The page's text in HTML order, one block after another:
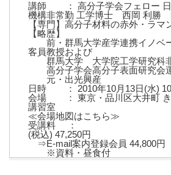
講師 ： 高分子学会フェロー 日
機構非常勤 工学博士 西岡 利勝
【専門】高分子材料の赤外・ラマ
【略歴】
前・群馬大学産学連携イノベ
客員教授および
群馬大学 大学院工学研究科非
高分子学会高分子表面研究会
元・出光興産
日時 ： 2010年10月13日(水)
会場 ： 東京・品川区大井町
講習室
≪会場地図はこちら≫
受講料 ：
(税込) 47,250円
⇒E-mail案内登録会員 44,800円
※資料・昼食付